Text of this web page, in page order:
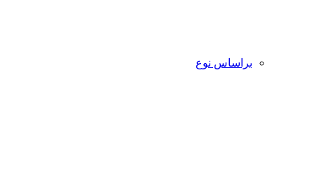
براساس نوع